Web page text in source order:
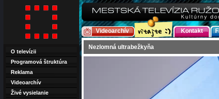
Videoarchív Kontakt
Nezlomná ultrabežkyňa
O televízii
Programová štruktúra
Reklama
Videoarchív
Živé vysielanie